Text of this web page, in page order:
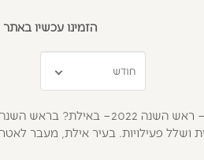
הזמינו עכשיו באתר
יש יותר מתאים מלהתחיל את